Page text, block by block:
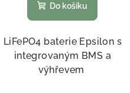
Do košíku
LiFePO4 baterie Epsilon s
integrovaným BMS a
výhřevem